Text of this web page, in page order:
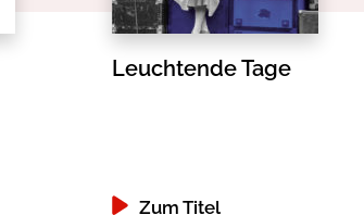
Leuchtende Tage
Zum Titel